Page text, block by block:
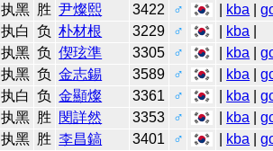
执黑 胜 尹燦熙 3422 ♂ kba |
执白 负 朴材根 3229 ♂ kba
执黑 负 偰玹準 3305 ♂ kba |
执黑 负 金志錫 3589 ♂ kba |
执白 负 金顯燦 3361 ♂ kba |
执黑 胜 閔詳然 3353 ♂ kba |
执黑 胜 李昌鎬 3401 ♂ kba |